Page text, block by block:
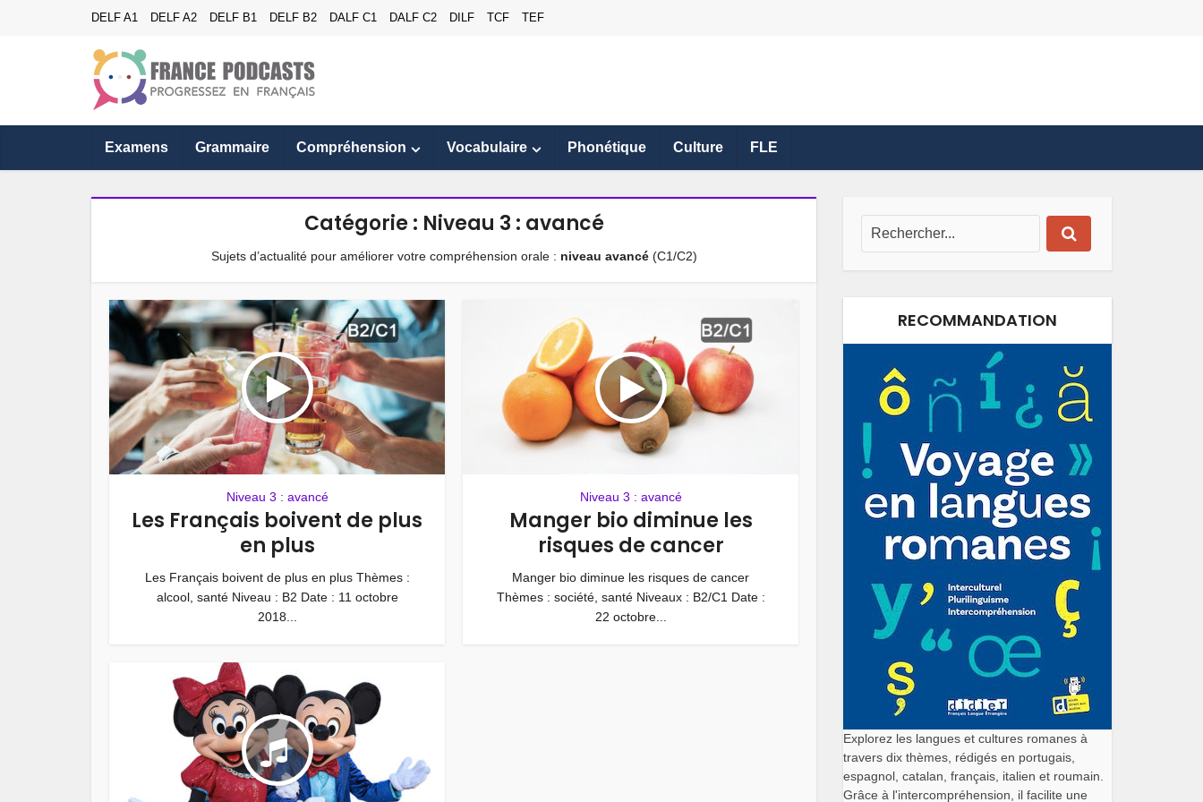
DELF A1 DELF A2 DELF B1 DELF B2 DALF C1 DALF C2 DILF TCF TEF
Examens Grammaire Compréhension Vocabulaire Phonétique Culture FLE
Catégorie : Niveau 3 : avancé
Sujets d’actualité pour améliorer votre compréhension orale : niveau avancé(C1/C2)
Niveau 3 : avancé
Les Français boivent de plus
en plus
Les Français boivent de plus en plus Thèmes :
alcool, santé Niveau : B2 Date : 11 octobre
2018...
Niveau 3 : avancé
Manger bio diminue les
risques de cancer
Manger bio diminue les risques de cancer
Thèmes : société, santé Niveaux : B2/C1 Date :
22 octobre...
RECOMMANDATION
Explorez les langues et cultures romanes à
travers dix thèmes, rédigés en portugais,
espagnol, catalan, français, italien et roumain.
Grâce à l'intercompréhension, il facilite une